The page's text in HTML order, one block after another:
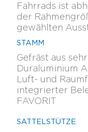
Fahrrads ist
der
gewählten
STAMM
Gefräst aus
Duraluminium
Luft- und
integrierter
FAVORIT
SATTELSTÜTZE